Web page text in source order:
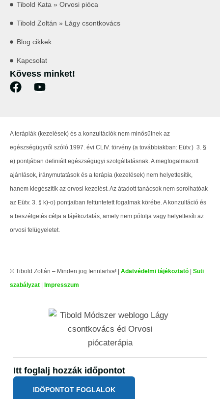
Tibold Kata » Orvosi pióca
Tibold Zoltán » Lágy csontkovács
Blog cikkek
Kapcsolat
Kövess minket!
A terápiák (kezelések) és a konzultációk nem minősülnek az
egészségügyről szóló 1997. évi CLIV. törvény (a továbbiakban: Eütv.) 3. §
e) pontjában definiált egészségügyi szolgáltatásnak. A megfogalmazott
ajánlások, iránymutatások és a terápia (kezelések) nem helyettesítik,
hanem kiegészítik az orvosi kezelést. Az átadott tanácsok nem sorolhatóak
az Eütv. 3. § k)-o) pontjaiban feltüntetett fogalmak körébe. A konzultáció és
a beszélgetés célja a tájékoztatás, amely nem pótolja vagy helyettesíti az
orvosi felügyeletet.
© Tibold Zoltán – Minden jog fenntartva! | Adatvédelmi tájékoztató
Süti
szabályzat
Impresszum
Itt foglalj hozzák időpontot
IDŐPONTOT FOGLALOK